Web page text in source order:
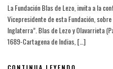
La Fundación Blas de Lezo, invita a la
Vicepresidente de esta Fundación,
Inglaterra”. Blas de Lezo y Olavarrieta
1689-Cartagena de Indias, […]